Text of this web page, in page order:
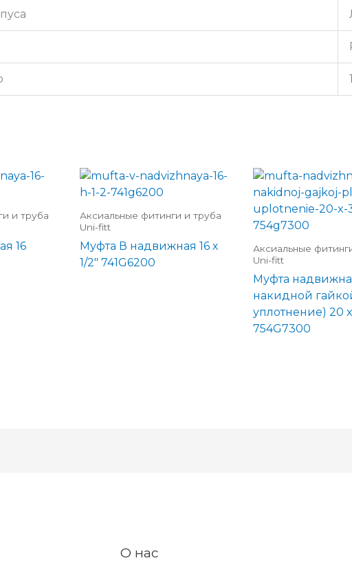
и труба
16
Аксиальные фитинги и труба
Uni-fitt
Муфта В надвижная 16 х
1/2″ 741G6200
Аксиальные
Uni-fitt
Муфта
накидной
уплотнение) 20 x
754G7300
О нас